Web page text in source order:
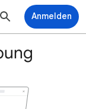
Anmelden